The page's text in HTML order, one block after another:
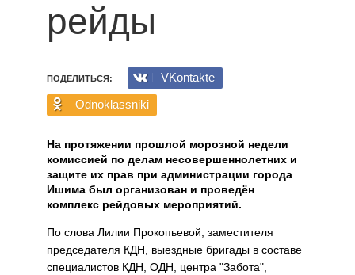
рейды
ПОДЕЛИТЬСЯ:
VKontakte
Odnoklassniki
На протяжении прошлой морозной недели
комиссией по делам несовершеннолетних и
защите их прав при администрации города
Ишима был организован и проведён
комплекс рейдовых мероприятий.
По слова Лилии Прокопьевой, заместителя
председателя КДН, выездные бригады в составе
специалистов КДН, ОДН, центра "Забота",